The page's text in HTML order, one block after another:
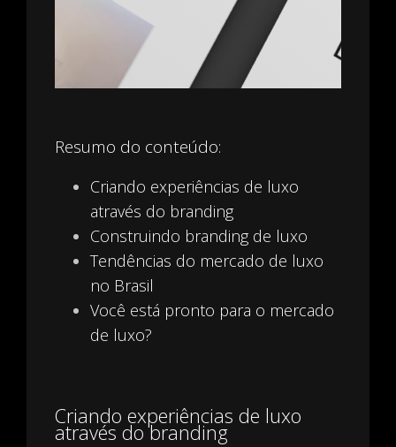
Resumo do conteúdo:
Criando experiências de luxo
através do branding
Construindo branding de luxo
Tendências do mercado de luxo
no Brasil
Você está pronto para o mercado
de luxo?
Criando experiências de luxo
através do branding